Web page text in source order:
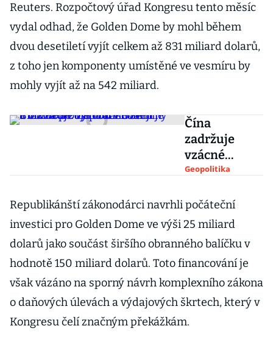
Reuters. Rozpočtový úřad Kongresu tento měsíc
vydal odhad, že Golden Dome by mohl během
dvou desetiletí vyjít celkem až 831 miliard dolarů,
z toho jen komponenty umístěné ve vesmíru by
mohly vyjít až na 542 miliard.
Čína
zadržuje
vzácné
zeminy
výrobu v USA
a v Evropě.
nadějí je
Brazílie
s obřími
zásobami
Geopolitika
Republikánští zákonodárci navrhli počáteční
investici pro Golden Dome ve výši 25 miliard
dolarů jako součást širšího obranného balíčku v
hodnotě 150 miliard dolarů. Toto financování je
však vázáno na sporný návrh komplexního zákona
o daňových úlevách a výdajových škrtech, který v
Kongresu čelí značným překážkám.